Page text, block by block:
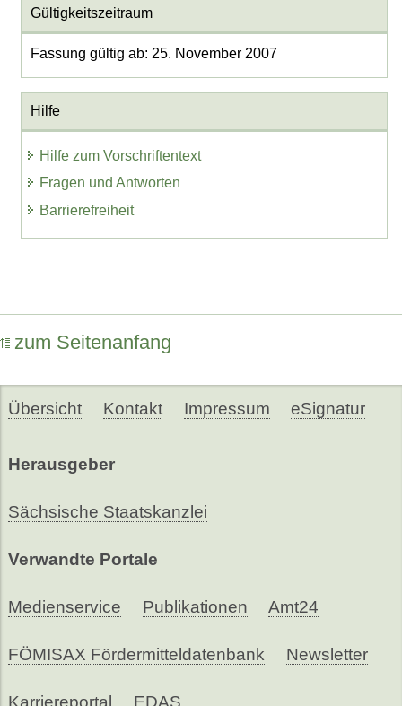
Gültigkeitszeitraum
Fassung gültig ab: 25. November 2007
Hilfe
Hilfe zum Vorschriftentext
Fragen und Antworten
Barrierefreiheit
zum Seitenanfang
Übersicht Kontakt Impressum eSignatur
Herausgeber
Sächsische Staatskanzlei
Verwandte Portale
Medienservice Publikationen Amt24
FÖMISAX Fördermitteldatenbank Newsletter
Karriereportal EDAS